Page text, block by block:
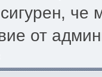
че
от